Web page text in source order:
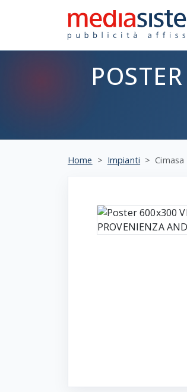
Home Impianti Cimasa